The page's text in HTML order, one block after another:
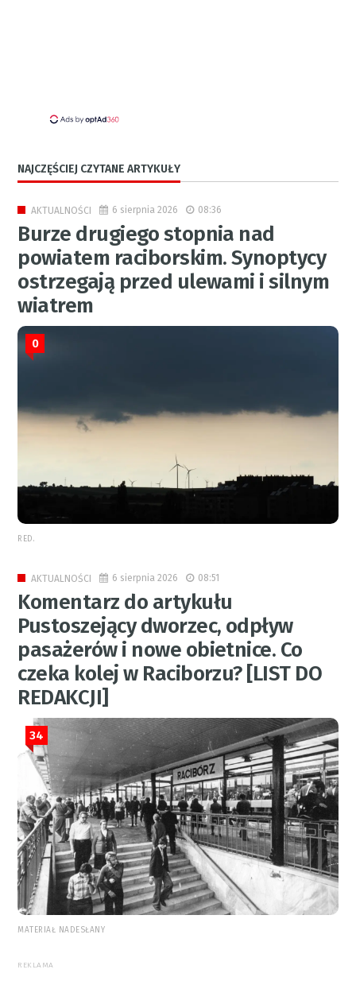
NAJCZĘŚCIEJ CZYTANE ARTYKUŁY
AKTUALNOŚCI 6 sierpnia 2026 08:36
Burze drugiego stopnia nad
powiatem raciborskim. Synoptycy
ostrzegają przed ulewami i silnym
wiatrem
0
RED.
AKTUALNOŚCI 6 sierpnia 2026 08:51
Komentarz do artykułu
Pustoszejący dworzec, odpływ
pasażerów i nowe obietnice. Co
czeka kolej w Raciborzu? [LIST DO
REDAKCJI]
34
MATERIAŁ NADESŁANY
REKLAMA